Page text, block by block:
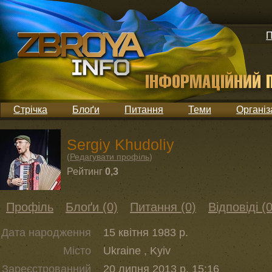
Стрічка Блоґи Питання Теми
Sergiy Khudoliy
(Редагувати профіль)
Рейтинг 0,3
Профіль Блоґи (0) Питання (0) Відповіді
Дата народження
15 квітня 1983 р.
Місто
Ukraine , Kyiv
Зареєстрованний
20 липня 2013 р. 15:16